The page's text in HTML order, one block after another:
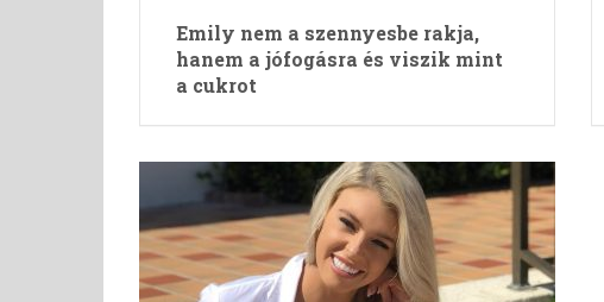
Emily nem a szennyesbe rakja,
hanem a jófogásra és viszik mint
a cukrot